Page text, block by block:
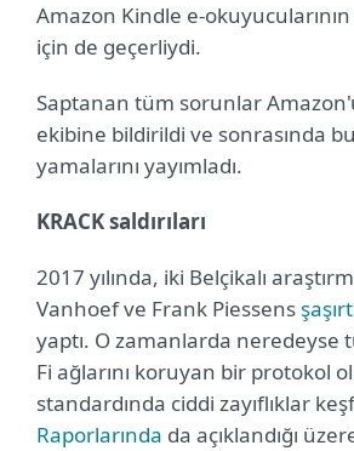
Amazon Kindle e-
için de geçerliydi.
Saptanan tüm sorunlar
ekibine bildirildi ve sonrasında
yamalarını yayımladı.
KRACK saldırıları
2017 yılında, iki Belçikalı
Vanhoef ve Frank Piessens
yaptı. O zamanlarda neredeyse
Fi ağlarını koruyan bir protokol
standardında ciddi zayıflıklar
Raporlarında da açıklandığı